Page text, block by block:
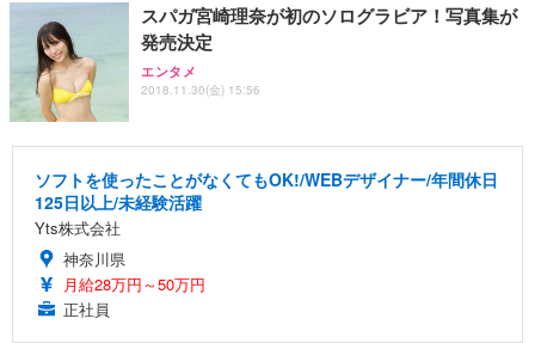
スパガ宮崎理奈が初のソログラビア！写真集が
発売決定
エンタメ
2018.11.30(金) 15:56
ソフトを使ったことがなくてもOK!/WEBデザイナー/年間休日
125日以上/未経験活躍
Yts株式会社
神奈川県
月給28万円～50万円
正社員